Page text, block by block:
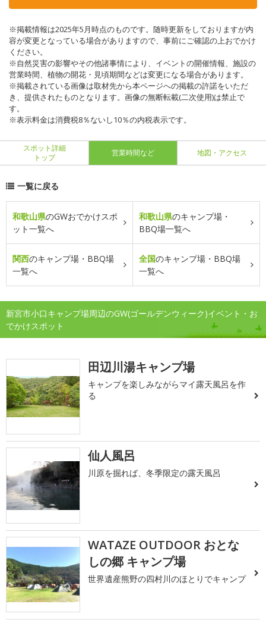
※掲載情報は2025年5月時点のものです。随時更新をしておりますが内
容が変更となっている場合がありますので、事前にご確認の上おでかけ
ください。
※自然災害の影響やその他諸事情により、イベントの開催情報、施設の
営業時間、植物の開花・見頃期間などは変更になる場合があります。
※掲載されている画像は取材先から本ページへの掲載の許諾をいただ
き、提供されたものとなります。画像の無断転載(二次使用)は禁止で
す。
※表示料金は消費税8％ないし10％の内税表示です。
スポット詳細
トップ
営業時間など 地図・アクセス
一覧に戻る
和歌山県のGWおでかけスポ
ット一覧へ
和歌山県のキャンプ場・
BBQ場一覧へ
関西のキャンプ場・BBQ場
一覧へ
全国のキャンプ場・BBQ場
一覧へ
新宮市小口キャンプ場周辺のGW(ゴールデンウィーク)イベント・お
でかけスポット
田辺川湯キャンプ場
キャンプを楽しみながらマイ露天風呂を作
る
仙人風呂
川原を掘れば、冬季限定の露天風呂
WATAZE OUTDOOR おとな
しの郷 キャンプ場
世界遺産熊野の四村川のほとりでキャンプ